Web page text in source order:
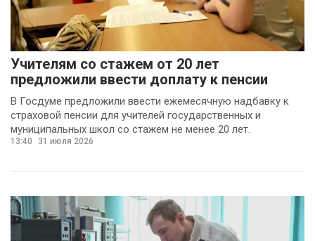
Учителям со стажем от 20 лет
предложили ввести доплату к пенсии
В Госдуме предложили ввести ежемесячную надбавку к
страховой пенсии для учителей государственных и
муниципальных школ со стажем не менее 20 лет.
13:40 31 июля 2026